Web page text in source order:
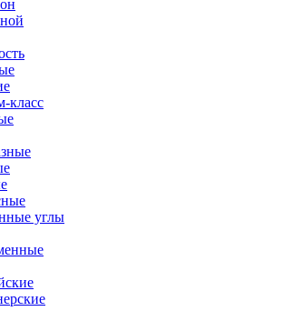
класс
углы